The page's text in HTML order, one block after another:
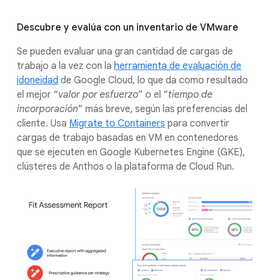
Descubre y evalúa con un inventario de VMware
Se pueden evaluar una gran cantidad de cargas de
trabajo a la vez con la herramienta de evaluación de
idoneidad de Google Cloud, lo que da como resultado
el mejor “valor por esfuerzo” o el “tiempo de
incorporación” más breve, según las preferencias del
cliente. Usa Migrate to Containers para convertir
cargas de trabajo basadas en VM en contenedores
que se ejecuten en Google Kubernetes Engine (GKE),
clústeres de Anthos o la plataforma de Cloud Run.